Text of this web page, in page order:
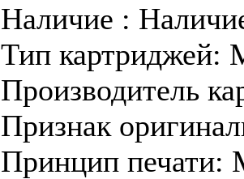
Наличие :
Тип картриджей:
Производитель
Признак
Принцип печати: